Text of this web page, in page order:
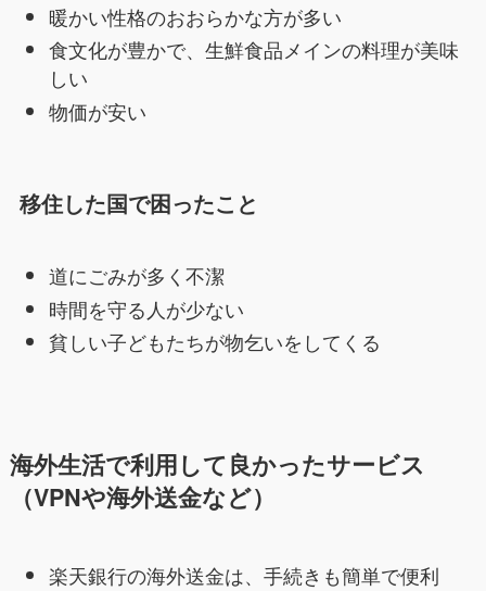
暖かい性格のおおらかな方が多い
食文化が豊かで、生鮮食品メインの料理が美味
しい
物価が安い
移住した国で困ったこと
道にごみが多く不潔
時間を守る人が少ない
貧しい子どもたちが物乞いをしてくる
海外生活で利用して良かったサービス
（VPNや海外送金など）
楽天銀行の海外送金は、手続きも簡単で便利